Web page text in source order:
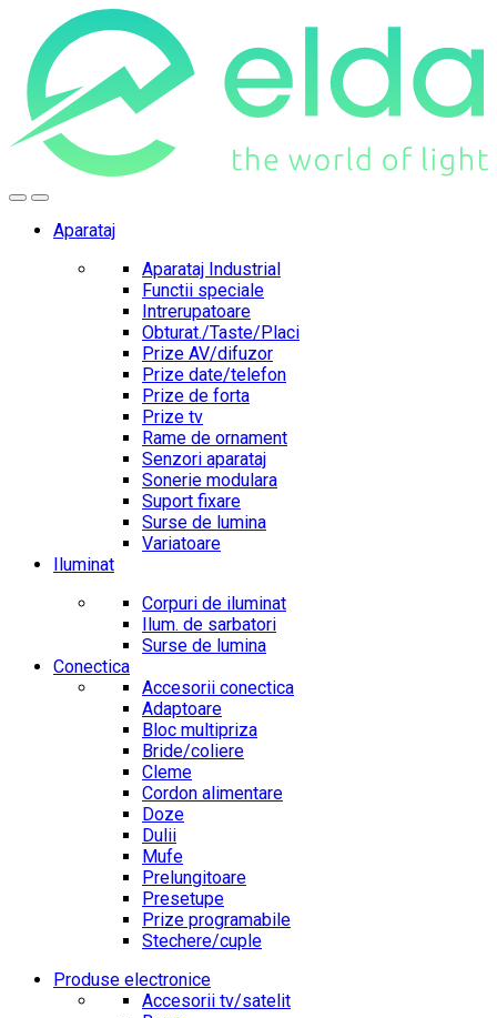
navigation
content
Aparataj
Aparataj Industrial
Functii speciale
Intrerupatoare
Obturat./Taste/Placi
Prize AV/difuzor
Prize date/telefon
Prize de forta
Prize tv
Rame de ornament
Senzori aparataj
Sonerie modulara
Suport fixare
Surse de lumina
Variatoare
Iluminat
Corpuri de iluminat
Ilum. de sarbatori
Surse de lumina
Conectica
Accesorii conectica
Adaptoare
Bloc multipriza
Bride/coliere
Cleme
Cordon alimentare
Doze
Dulii
Mufe
Prelungitoare
Presetupe
Prize programabile
Stechere/cuple
Produse electronice
Accesorii tv/satelit